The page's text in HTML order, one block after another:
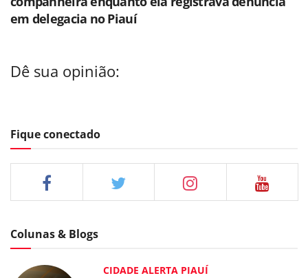
em delegacia no Piauí
Dê sua opinião:
Fique conectado
Colunas & Blogs
CIDADE ALERTA PIAUÍ